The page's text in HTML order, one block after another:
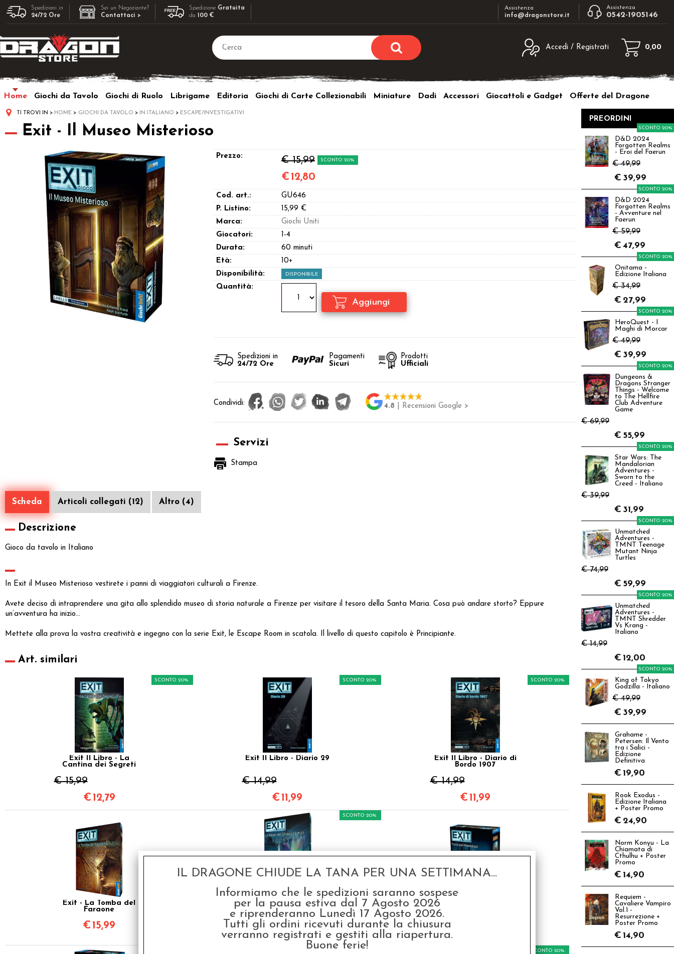
Spedizioni in
24/72 Ore
Sei un Negoziante?
Contattaci >
Spedizione Gratuita
da100 €
Assistenza
info@dragonstore.it
Assistenza
0542-1905146
Accedi / Registrati
utente e la password e poi clicca sul
Password:
sito clicca sul pulsante "Registrati"
0,00
Home Giochi da Tavolo Giochi di Ruolo Librigame Editoria Giochi di Carte Collezionabili Miniature Dadi Accessori Giocattoli e Gadget Offerte del Dragone
TI TROVI IN HOME GIOCHI DA TAVOLO IN ITALIANO ESCAPE/INVESTIGATIVI
Exit - Il Museo Misterioso
Prezzo: € 15,99 SCONTO 20%
€ 12,80
Cod. art.:
GU646
P. Listino:
15,99 €
Marca:
Giochi Uniti
Giocatori:
1-4
Durata:
60 minuti
Età:
10+
Disponibilità:
DISPONIBILE
Quantità:
Spedizioni in
24/72 Ore
Pagamenti
Sicuri
Prodotti
Ufficiali
Condividi: 4.8 | Recensioni Google >
Servizi
Stampa
Scheda Articoli collegati (12) Altro (4)
Descrizione
Gioco da tavolo in Italiano
In Exit il Museo Misterioso vestirete i panni di viaggiatori culturali a Firenze.
Avete deciso di intraprendere una gita allo splendido museo di storia naturale a Firenze per visitare il tesoro della Santa Maria. Cosa può andare storto? Eppure
un’avventura ha inizio…
Mettete alla prova la vostra creatività e ingegno con la serie Exit, le Escape Room in scatola. Il livello di questo capitolo è Principiante.
Art. similari
Exit Il Libro - La
Cantina dei Segreti
€ 15,99
SCONTO 20%
€ 12,79
Exit Il Libro - Diario 29
€ 14,99
SCONTO 20%
€ 11,99
Exit Il Libro - Diario di
Bordo 1907
€ 14,99
SCONTO 20%
€ 11,99
Exit - La Tomba del
Faraone
€ 15,99
Exit - La Base nei
Ghiacci Artici
€ 15,99
SCONTO 20%
€12,80
SCONTO 20%
PREORDINI
D&D 2024
Forgotten Realms
- Eroi del Faerun
€ 49,99
SCONTO 20%
€ 39,99
D&D 2024
Forgotten Realms
- Avventure nel
Faerun
€ 59,99
SCONTO 20%
€ 47,99
Onitama -
Edizione Italiana
€ 34,99
SCONTO 20%
€ 27,99
HeroQuest - I
Maghi di Morcar
€ 49,99
SCONTO 20%
€ 39,99
Dungeons &
Dragons Stranger
Things - Welcome
to The Hellfire
Club Adventure
Game
€ 69,99
SCONTO 20%
€ 55,99
Star Wars: The
Mandalorian
Adventures -
Sworn to the
Creed - Italiano
€ 39,99
SCONTO 20%
€ 31,99
Unmatched
Adventures -
TMNT Teenage
Mutant Ninja
Turtles
€ 74,99
SCONTO 20%
€ 59,99
Unmatched
Adventures -
TMNT Shredder
Vs Krang -
Italiano
€ 14,99
SCONTO 20%
€ 12,00
King of Tokyo
Godzilla - Italiano
€ 49,99
SCONTO 20%
€ 39,99
Grahame -
Petersen: Il Vento
tra i Salici -
Edizione
Definitiva
€ 19,90
Rook Exodus -
Edizione Italiana
+ Poster Promo
€ 24,90
Norm Konyu - La
Chiamata di
Cthulhu + Poster
Promo
€ 14,90
Requiem -
Cavaliere Vampiro
Vol.1 -
Resurrezione +
Poster Promo
€ 14,90
IL DRAGONE CHIUDE LA TANA PER UNA SETTIMANA...
Informiamo che le spedizioni saranno sospese
per la pausa estiva dal 7 Agosto 2026
e riprenderanno Lunedì 17 Agosto 2026.
Tutti gli ordini ricevuti durante la chiusura
verranno registrati e gestiti alla riapertura.
Buone ferie!